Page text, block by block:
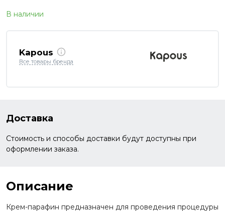
В наличии
Kapous
Все товары бренда
Доставка
Стоимость и способы доставки будут доступны при
оформлении заказа.
Описание
Крем-парафин предназначен для проведения процедуры